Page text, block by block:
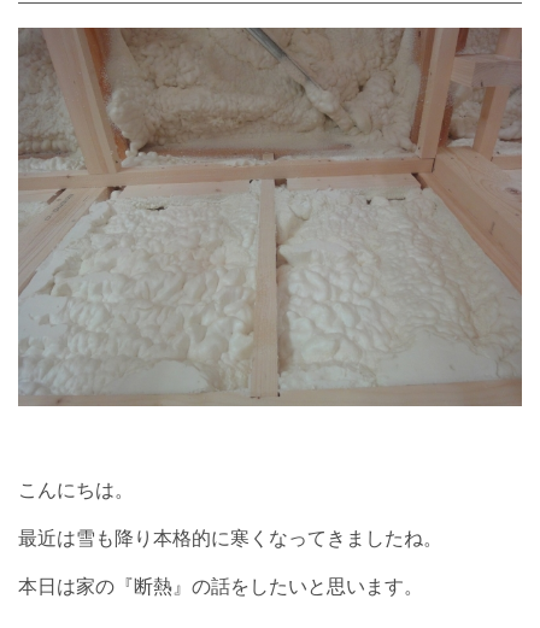
こんにちは。
最近は雪も降り本格的に寒くなってきましたね。
本日は家の『断熱』の話をしたいと思います。